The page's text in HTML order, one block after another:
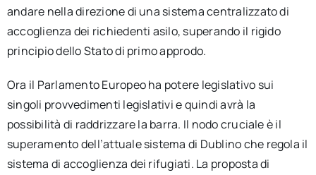
andare nella direzione di una sistema centralizzato di
accoglienza dei richiedenti asilo, superando il rigido
principio dello Stato di primo approdo.
Ora il Parlamento Europeo ha potere legislativo sui
singoli provvedimenti legislativi e quindi avrà la
possibilità di raddrizzare la barra. Il nodo cruciale è il
superamento dell’attuale sistema di Dublino che regola il
sistema di accoglienza dei rifugiati. La proposta di